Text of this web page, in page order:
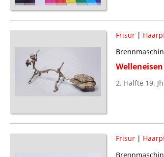
Frisur|
Welleneisen
2. Hälfte 19.
Frisur|